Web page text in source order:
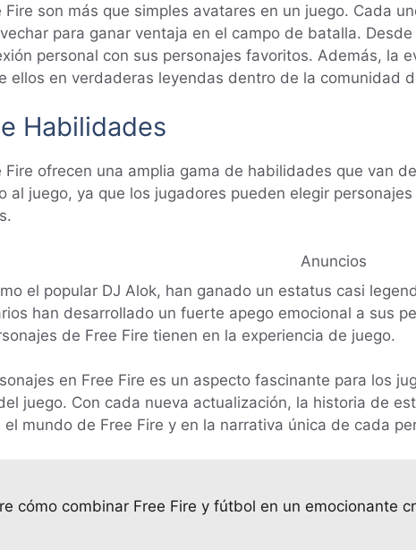
Fire son más que simples avatares en un juego. Cada
para ganar ventaja en el campo de batalla.
personal con sus personajes favoritos. Además, la
ellos en verdaderas leyendas dentro de la comunidad
Habilidades
Fire ofrecen una amplia gama de habilidades que van
al juego, ya que los jugadores pueden elegir
Anuncios
el popular DJ Alok, han ganado un estatus casi
han desarrollado un fuerte apego emocional a sus
de Free Fire tienen en la experiencia de juego.
en Free Fire es un aspecto fascinante para los
juego. Con cada nueva actualización, la historia de
mundo de Free Fire y en la narrativa única de cada
cómo combinar Free Fire y fútbol en un emocionante